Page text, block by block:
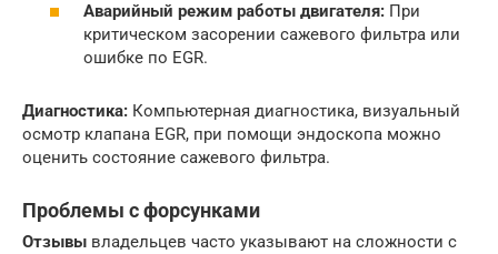
Аварийный режим работы двигателя: При
критическом засорении сажевого фильтра или
ошибке по EGR.
Диагностика: Компьютерная диагностика, визуальный
осмотр клапана EGR, при помощи эндоскопа можно
оценить состояние сажевого фильтра.
Проблемы с форсунками
Отзывы владельцев часто указывают на сложности с